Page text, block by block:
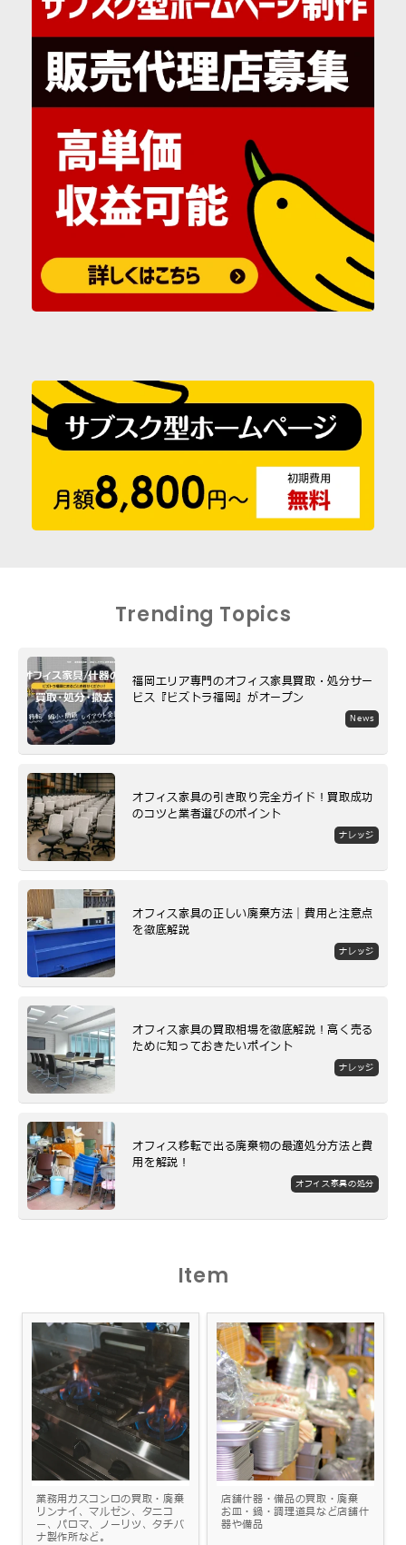
Trending Topics
福岡エリア専門のオフィス家具買取・処分サー
ビス『ビズトラ福岡』がオープン
News
オフィス家具の引き取り完全ガイド！買取成功
のコツと業者選びのポイント
ナレッジ
オフィス家具の正しい廃棄方法｜費用と注意点
を徹底解説
ナレッジ
オフィス家具の買取相場を徹底解説！高く売る
ために知っておきたいポイント
ナレッジ
オフィス移転で出る廃棄物の最適処分方法と費
用を解説！
オフィス家具の処分
Item
業務用ガスコンロの買取・廃棄
リンナイ、マルゼン、タニコ
ー、パロマ、ノーリツ、タチバ
ナ製作所など。
店舗什器・備品の買取・廃棄
お皿・鍋・調理道具など店舗什
器や備品